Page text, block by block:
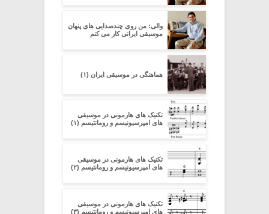
والی: من روی چندصدایی های پنهان
موسیقی ایرانی کار می کنم
هماهنگی در موسیقی ایران (۱)
تکنیک های هارمونی در موسیقی
های امپرسیونیسم و رومانتیسم (۱)
تکنیک های هارمونی در موسیقی
های امپرسیونیسم و رومانتیسم (۲)
تکنیک های هارمونی در موسیقی
های امپرسیونیسم و رومانتیسم (۳)